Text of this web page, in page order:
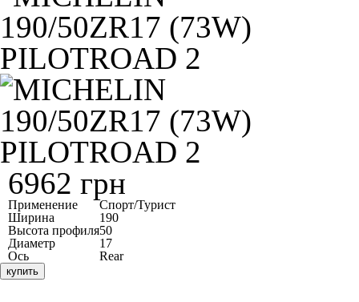
6962 грн
Применение
Спорт/Турист
Ширина
190
Высота профиля50
Диаметр
17
Ось
Rear
купить